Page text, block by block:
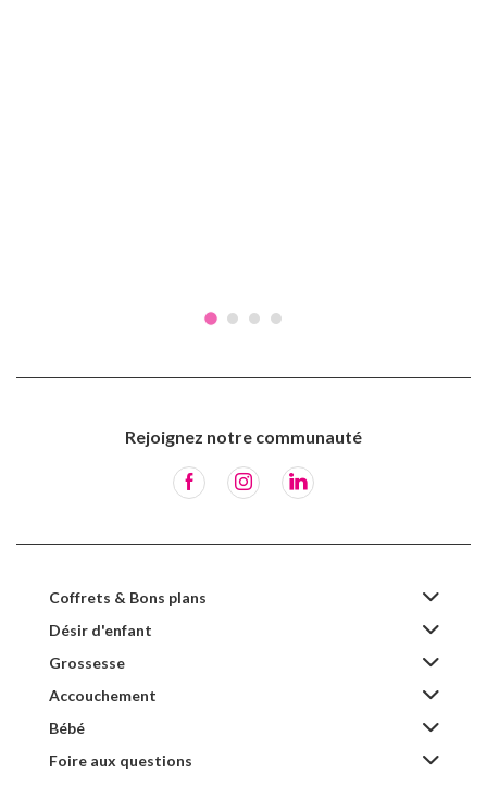
Rejoignez notre communauté
Coffrets & Bons plans
Désir d'enfant
Grossesse
Accouchement
Bébé
Foire aux questions